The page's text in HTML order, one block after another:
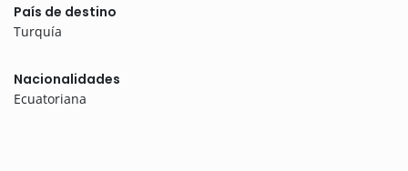
País de destino
Turquía
Nacionalidades
Ecuatoriana